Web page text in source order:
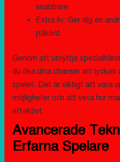
snabbare.
Extra liv: Ger dig en
påkörd.
Genom att utnyttja
du öka dina chanser att lyckas
spelet. Det är viktigt att vara
möjligheter och att veta hur
effektivt.
Avancerade
Erfarna Spelare